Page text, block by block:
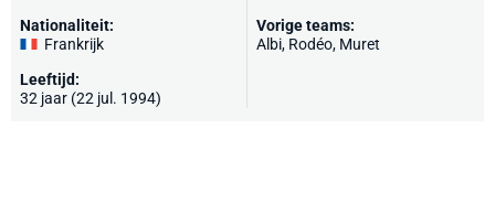
Nationaliteit:
Frankrijk
Leeftijd:
32 jaar (22 jul. 1994)
Vorige teams:
Albi, Rodéo, Muret